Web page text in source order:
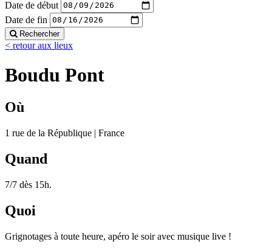
Date de début
Date de fin
Rechercher
< retour aux lieux
Boudu Pont
Où
1 rue de la République | France
Quand
7/7 dès 15h.
Quoi
Grignotages à toute heure, apéro le soir avec musique live !